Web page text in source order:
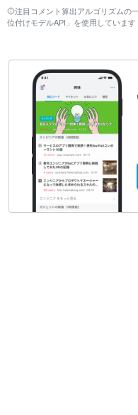
注目コメント算出アルゴリズムの
位付けモデルAPI」を使用しています